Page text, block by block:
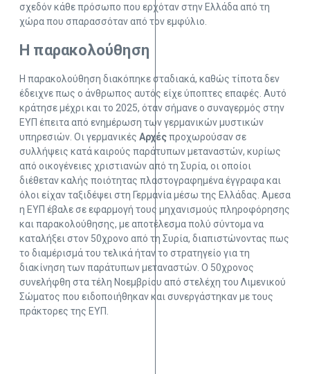
σχεδόν κάθε πρόσωπο που ερχόταν στην Ελλάδα από τη
χώρα που σπαρασσόταν από τον εμφύλιο.
Η παρακολούθηση
Η παρακολούθηση διακόπηκε σταδιακά, καθώς τίποτα δεν
έδειχνε πως ο άνθρωπος αυτός είχε ύποπτες επαφές. Αυτό
κράτησε μέχρι και το 2025, όταν σήμανε ο συναγερμός στην
ΕΥΠ έπειτα από ενημέρωση των γερμανικών μυστικών
υπηρεσιών. Οι γερμανικές Αρχέςπροχωρούσαν σε
συλλήψεις κατά καιρούς παράτυπων μεταναστών, κυρίως
από οικογένειες χριστιανών από τη Συρία, οι οποίοι
διέθεταν καλής ποιότητας πλαστογραφημένα έγγραφα και
όλοι είχαν ταξιδέψει στη Γερμανία μέσω της Ελλάδας. Αμεσα
η ΕΥΠ έβαλε σε εφαρμογή τους μηχανισμούς πληροφόρησης
και παρακολούθησης, με αποτέλεσμα πολύ σύντομα να
καταλήξει στον 50χρονο από τη Συρία, διαπιστώνοντας πως
το διαμέρισμά του τελικά ήταν το στρατηγείο για τη
διακίνηση των παράτυπων μεταναστών. Ο 50χρονος
συνελήφθη στα τέλη Νοεμβρίου από στελέχη του Λιμενικού
Σώματος που ειδοποιήθηκαν και συνεργάστηκαν με τους
πράκτορες της ΕΥΠ.